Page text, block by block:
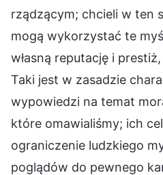
rządzącym; chcieli w ten
mogą wykorzystać te
własną reputację i
Taki jest w zasadzie
wypowiedzi na temat
które omawialiśmy; ich
ograniczenie ludzkiego
poglądów do pewnego